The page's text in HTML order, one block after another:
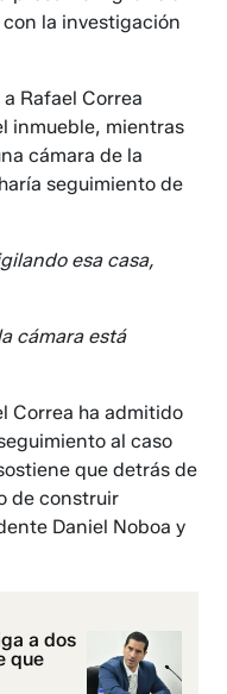
la investigación
Rafael Correa
inmueble, mientras
cámara de la
haría seguimiento de
esa casa,
cámara está
Correa ha admitido
al caso
que detrás de
de construir
Daniel Noboa y
a dos
que